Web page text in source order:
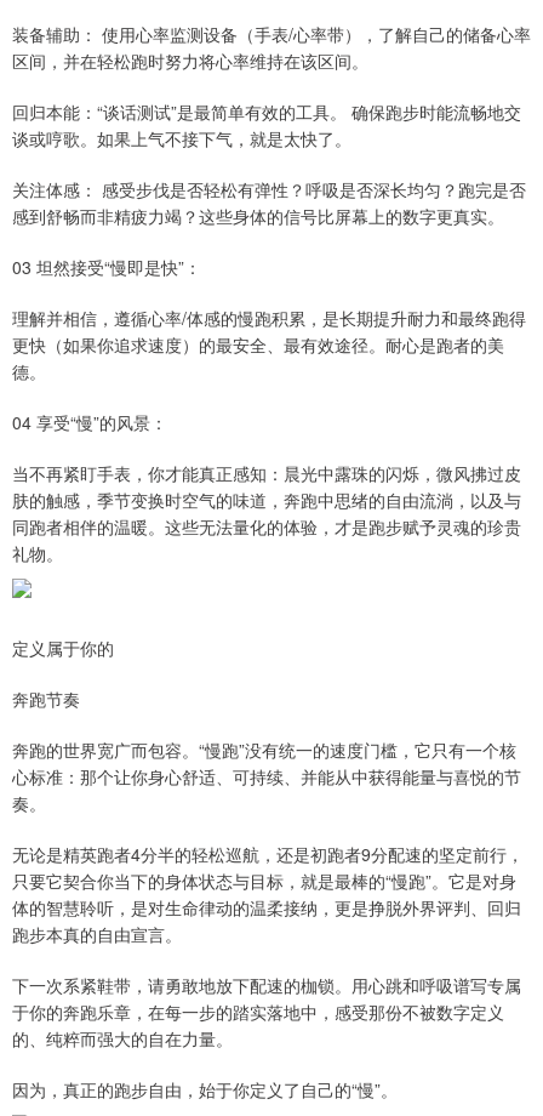
装备辅助： 使用心率监测设备（手表/心率带），了解自己的储备心率
区间，并在轻松跑时努力将心率维持在该区间。
回归本能：“谈话测试”是最简单有效的工具。 确保跑步时能流畅地交
谈或哼歌。如果上气不接下气，就是太快了。
关注体感： 感受步伐是否轻松有弹性？呼吸是否深长均匀？跑完是否
感到舒畅而非精疲力竭？这些身体的信号比屏幕上的数字更真实。
03 坦然接受“慢即是快”：
理解并相信，遵循心率/体感的慢跑积累，是长期提升耐力和最终跑得
更快（如果你追求速度）的最安全、最有效途径。耐心是跑者的美
德。
04 享受“慢”的风景：
当不再紧盯手表，你才能真正感知：晨光中露珠的闪烁，微风拂过皮
肤的触感，季节变换时空气的味道，奔跑中思绪的自由流淌，以及与
同跑者相伴的温暖。这些无法量化的体验，才是跑步赋予灵魂的珍贵
礼物。
定义属于你的
奔跑节奏
奔跑的世界宽广而包容。“慢跑”没有统一的速度门槛，它只有一个核
心标准：那个让你身心舒适、可持续、并能从中获得能量与喜悦的节
奏。
无论是精英跑者4分半的轻松巡航，还是初跑者9分配速的坚定前行，
只要它契合你当下的身体状态与目标，就是最棒的“慢跑”。它是对身
体的智慧聆听，是对生命律动的温柔接纳，更是挣脱外界评判、回归
跑步本真的自由宣言。
下一次系紧鞋带，请勇敢地放下配速的枷锁。用心跳和呼吸谱写专属
于你的奔跑乐章，在每一步的踏实落地中，感受那份不被数字定义
的、纯粹而强大的自在力量。
因为，真正的跑步自由，始于你定义了自己的“慢”。